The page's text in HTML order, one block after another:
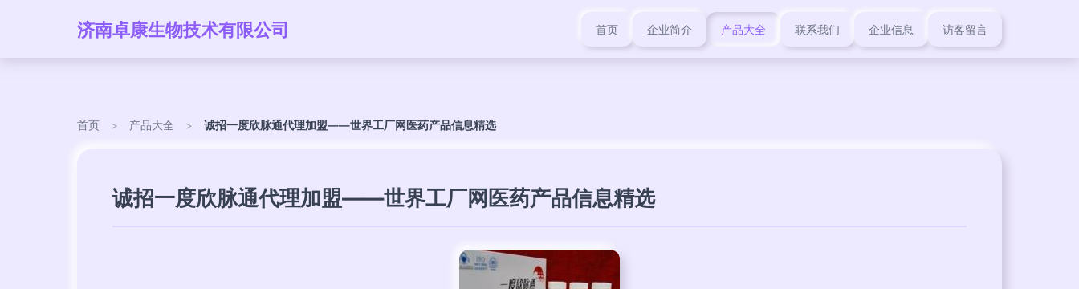
济南卓康生物技术有限公司 首页 企业简介 产品大全 联系我们 企业信息 访客留言
首页 > 产品大全 > 诚招一度欣脉通代理加盟——世界工厂网医药产品信息精选
诚招一度欣脉通代理加盟——世界工厂网医药产品信息精选